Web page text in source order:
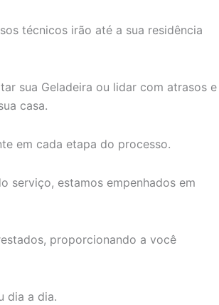
técnicos irão até a sua residência
sua Geladeira ou lidar com atrasos e
casa.
em cada etapa do processo.
serviço, estamos empenhados em
proporcionando a você
dia a dia.